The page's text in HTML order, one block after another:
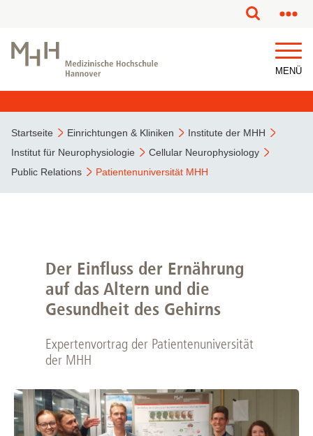
MENÜ
Startseite Einrichtungen & Kliniken
Institute der MHH
Institut für Neurophysiologie
Cellular Neurophysiology
Public Relations
Patientenuniversität MHH
Der Einfluss der Ernährung
auf das Altern und die
Gesundheit des Gehirns
Expertenvortrag der Patientenuniversität
der MHH